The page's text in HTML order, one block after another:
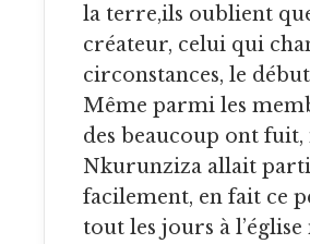
la terre,ils oublient
créateur, celui qui
circonstances, le
Même parmi les
des beaucoup ont
Nkurunziza allait
facilement, en fait ce
tout les jours à l’église